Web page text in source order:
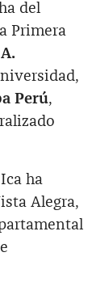
del
Primera
Perú,
ha
Alegra,